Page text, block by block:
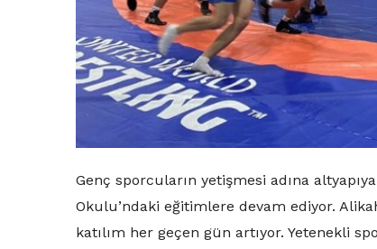
Genç sporcuların yetişmesi adına
Okulu’ndaki eğitimlere devam ediyor.
katılım her geçen gün artıyor. Yetenekli